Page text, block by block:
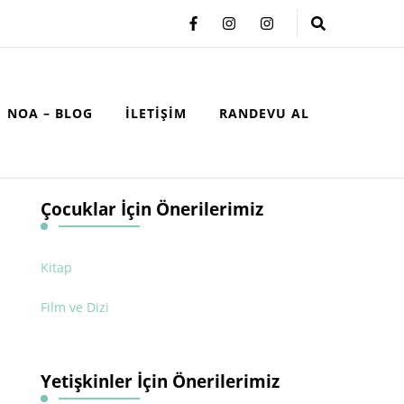
NOA – BLOG İLETIŞIM RANDEVU AL
Çocuklar İçin Önerilerimiz
Kitap
Film ve Dizi
Yetişkinler İçin Önerilerimiz